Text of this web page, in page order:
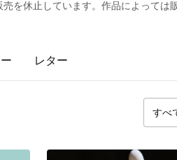
を休止しています。作品によっては
レター